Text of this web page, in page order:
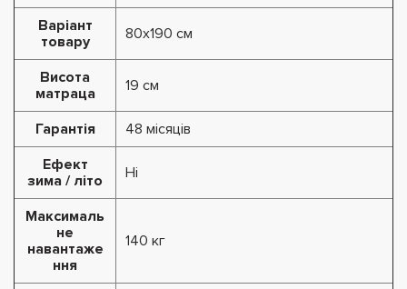
Варіант
товару
80x190 см
Висота
матраца
19 см
Гарантія
48 місяців
Ефект
зима / літо
Ні
Максималь
не
навантаже
ння
140 кг